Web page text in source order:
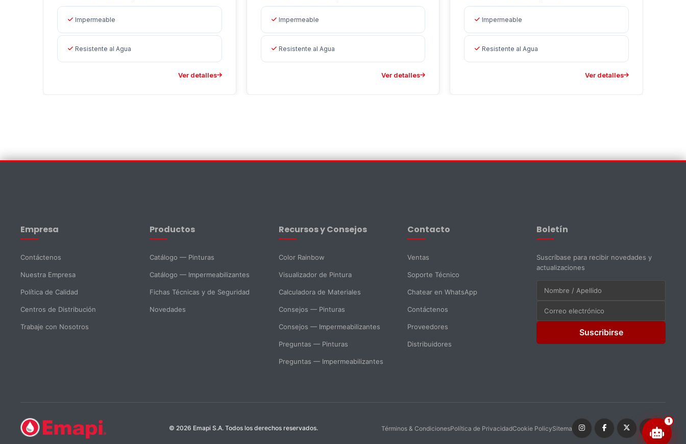
Impermeable
Resistente al Agua
Ver detalles
Impermeable
Resistente al Agua
Ver detalles
Impermeable
Resistente al Agua
Ver detalles
Email * Teléfono
DNI * País *
SELECCIONAR DEPARTAMENTO
Ventas Soporte Técnico
Empresa
Contáctenos
Nuestra Empresa
Política de Calidad
Centros de Distribución
Trabaje con Nosotros
Productos
Catálogo — Pinturas
Catálogo — Impermeabilizantes
Fichas Técnicas y de Seguridad
Novedades
Recursos y Consejos
Color Rainbow
Visualizador de Pintura
Calculadora de Materiales
Consejos — Pinturas
Consejos — Impermeabilizantes
Preguntas — Pinturas
Preguntas — Impermeabilizantes
Contacto
Ventas
Soporte Técnico
Chatear en WhatsApp
Contáctenos
Proveedores
Distribuidores
Boletín
Suscríbase para recibir novedades y
actualizaciones
Suscribirse
© 2026 Emapi S.A. Todos los derechos reservados. Términos & CondicionesPolítica de PrivacidadCookie PolicySitemap
1